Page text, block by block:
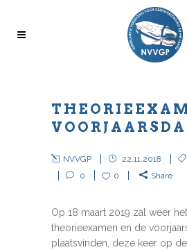
NVVGP 22.11.2018
0
0 Share
Op 18 maart 2019 zal weer
theorieexamen en de
plaatsvinden, deze keer op